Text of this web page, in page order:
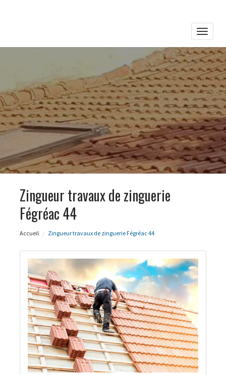
Toggle
Zingueur travaux de zinguerie
Fégréac 44
Accueil Zingueur travaux de zinguerie Fégréac 44